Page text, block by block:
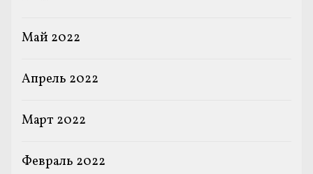
Май 2022
Апрель 2022
Март 2022
Февраль 2022